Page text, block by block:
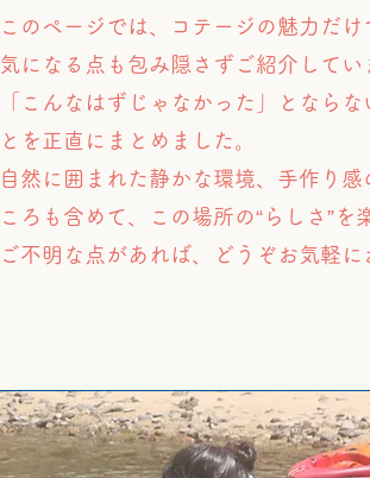
このページでは、コテージの魅力だ
気になる点も包み隠さずご紹介してい
「こんなはずじゃなかった」となら
とを正直にまとめました。
自然に囲まれた静かな環境、手作り
ころも含めて、この場所の“らしさ”を
ご不明な点があれば、どうぞお気軽に